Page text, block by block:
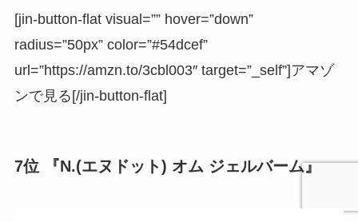
[jin-button-flat visual=”” hover=”down”
radius=”50px” color=”#54dcef”
url=”https://amzn.to/3cbl003″ target=”_self”]アマゾ
ンで見る[/jin-button-flat]
7位 『N.(エヌドット) オム ジェルバーム』